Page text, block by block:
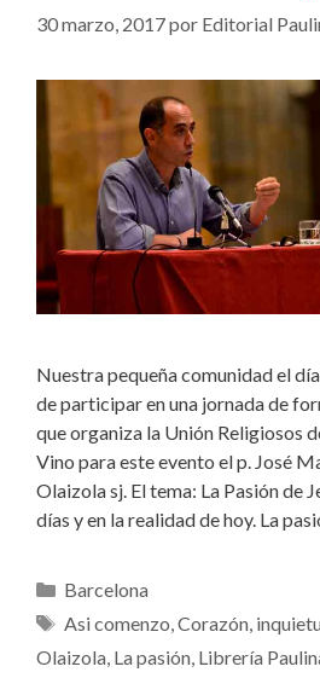
30 marzo, 2017por Editorial
Nuestra pequeña comunidad el
de participar en una jornada de
que organiza la Unión Religiosos
Vino para este evento el p. José
Olaizola sj. El tema: La Pasión de
días y en la realidad de hoy. La
Categorías
Barcelona
Etiquetas
Asi comenzo,Corazón,
Olaizola, La pasión, Librería